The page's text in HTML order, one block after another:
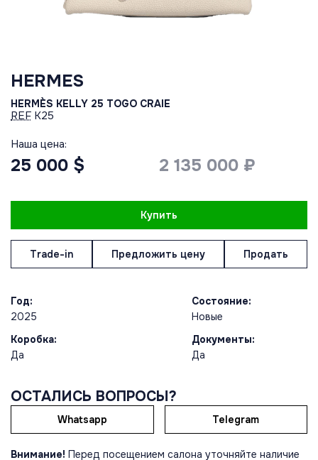
HERMES
HERMÈS KELLY 25 TOGO CRAIE
REF K25
Наша цена:
25 000 $ 2 135 000 ₽
Купить
Trade-in Предложить цену Продать
Год:
2025
Состояние:
Новые
Коробка:
Да
Документы:
Да
ОСТАЛИСЬ ВОПРОСЫ?
Whatsapp Telegram
Внимание! Перед посещением салона уточняйте наличие